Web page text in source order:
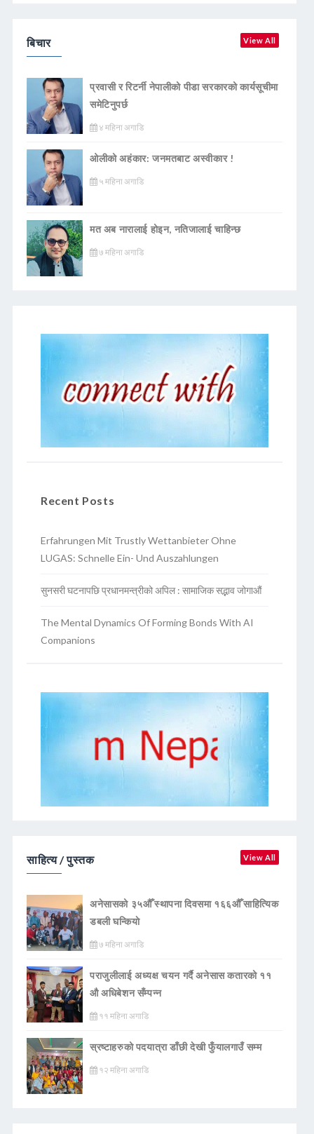
बिचार View All
प्रवासी र रिटर्नी नेपालीको पीडा सरकारको कार्यसूचीमा
समेटिनुपर्छ
४ महिना अगाडि
ओलीको अहंकार: जनमतबाट अस्वीकार !
५ महिना अगाडि
मत अब नारालाई होइन, नतिजालाई चाहिन्छ
७ महिना अगाडि
Recent Posts
Erfahrungen Mit Trustly Wettanbieter Ohne
LUGAS: Schnelle Ein- Und Auszahlungen
सुनसरी घटनापछि प्रधानमन्त्रीको अपिल : सामाजिक सद्भाव जोगाऔं
The Mental Dynamics Of Forming Bonds With AI
Companions
साहित्य / पुस्तक View All
अनेसासको ३५औँ स्थापना दिवसमा १६६औँ साहित्यिक
डबली घन्कियाे
७ महिना अगाडि
पराजुलीलाई अध्यक्ष चयन गर्दै अनेसास कतारको ११
औ अधिबेशन सँम्पन्न
११ महिना अगाडि
स्रष्टाहरुको पदयात्रा डाँछी देखी फुँयालगाउँ सम्म
१२ महिना अगाडि